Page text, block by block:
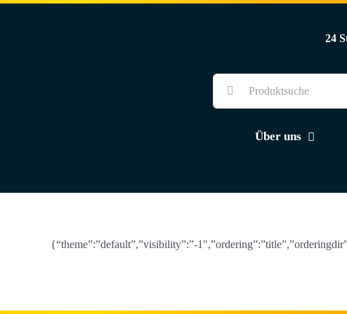
24
Über uns
{“theme”:”default”,”visibility”:”-